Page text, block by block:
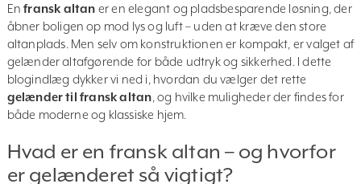
Enfransk altan er en elegant og pladsbesparende løsning, der
åbner boligen op mod lys og luft – uden at kræve den store
altanplads. Men selv om konstruktionen er kompakt, er valget af
gelænder altafgørende for både udtryk og sikkerhed. I dette
blogindlæg dykker vi ned i, hvordan du vælger det rette
gelænder til fransk altan , og hvilke muligheder der findes for
både moderne og klassiske hjem.
Hvad er en fransk altan – og hvorfor
er gelænderet så vigtigt?